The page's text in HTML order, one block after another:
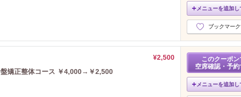
メニューを追加し
ブックマー
¥2,500
盤矯正整体コース ￥4,000→￥2,500
このクーポン
空席確認・予約
メニューを追加し